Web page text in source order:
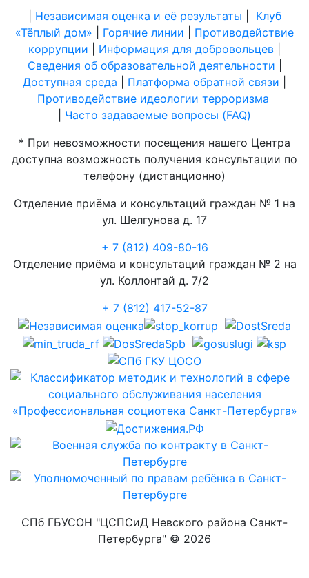
Независимая оценка и её результаты
Клуб
«Тёплый дом»
Горячие линии
Противодействие
коррупции
Информация для добровольцев
Сведения об образовательной деятельности
Доступная среда
Платформа обратной связи
Противодействие идеологии терроризма
Часто задаваемые вопросы (FAQ)
* При невозможности посещения нашего Центра
доступна возможность получения консультации по
телефону (дистанционно)
Отделение приёма и консультаций граждан № 1 на
ул. Шелгунова д. 17
+ 7 (812) 409-80-16
Отделение приёма и консультаций граждан № 2 на
ул. Коллонтай д. 7/2
+ 7 (812) 417-52-87
СПб ГБУСОН "ЦСПСиД Невского района Санкт-
Петербурга" © 2026